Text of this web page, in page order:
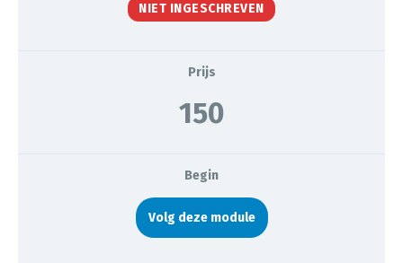
NIET INGESCHREVEN
Prijs
150
Begin
Volg deze module